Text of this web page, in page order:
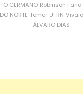
GERMANO Robinson Faria
NORTE Temer UFRN
ÁLVARO DIAS